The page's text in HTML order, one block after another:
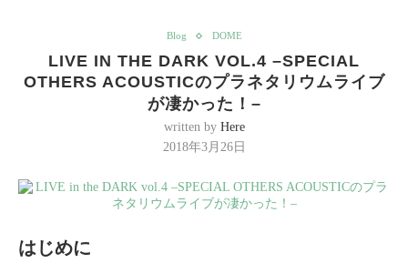
Blog DOME
LIVE IN THE DARK VOL.4 –SPECIAL
OTHERS ACOUSTICのプラネタリウムライブ
が凄かった！–
written by Here
2018年3月26日
はじめに